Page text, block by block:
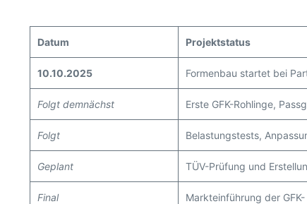
Datum Projektstatus
10.10.2025 Formenbau startet bei
Folgt demnächst Erste GFK-Rohlinge,
Folgt Belastungstests,
Geplant TÜV-Prüfung und
Final Markteinführung der